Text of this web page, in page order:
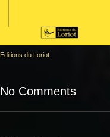
Editions du Loriot
No Comments